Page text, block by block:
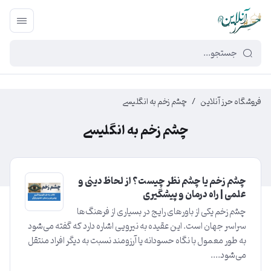
449f43cf-3da2-4422-bb12-2566cb5b8b05
فروشگاه حرز آنلاین / چشم زخم به انگلیسی
چشم زخم به انگلیسی
چشم زخم یا چشم نظر چیست؟ از لحاظ دینی و
علمی | راه درمان و پیشگیری
چشم زخم یکی از باورهای رایج در بسیاری از فرهنگ‌ها
سراسر جهان است. این عقیده به نیرویی اشاره دارد که گفته می‌شود
به طور معمول با نگاه حسودانه یا آرزومند نسبت به دیگر افراد منتقل
می‌شود....